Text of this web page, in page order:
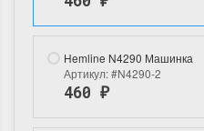
Hemline N4290 Машинка
Артикул:#N4290-2
460 ₽